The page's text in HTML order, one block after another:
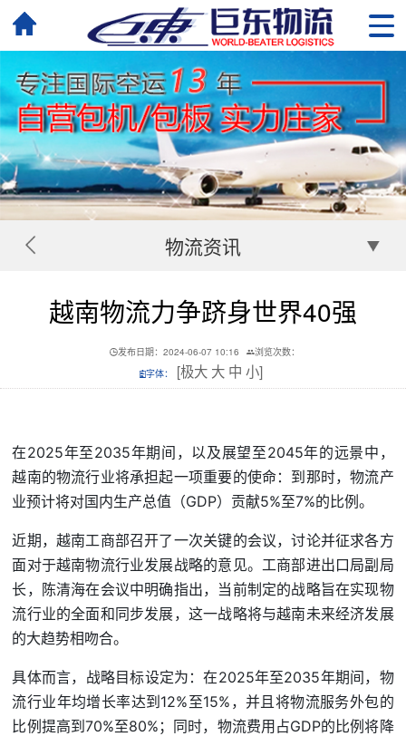
物流资讯
越南物流力争跻身世界40强
发布日期：2024-06-07 10:16
浏览次数：
字体：
[极大 大 中 小]
在2025年至2035年期间，以及展望至2045年的远景中，
越南的物流行业将承担起一项重要的使命：到那时，物流产
业预计将对国内生产总值（GDP）贡献5%至7%的比例。
近期，越南工商部召开了一次关键的会议，讨论并征求各方
面对于越南物流行业发展战略的意见。工商部进出口局副局
长，陈清海在会议中明确指出，当前制定的战略旨在实现物
流行业的全面和同步发展，这一战略将与越南未来经济发展
的大趋势相吻合。
具体而言，战略目标设定为：在2025年至2035年期间，物
流行业年均增长率达到12%至15%，并且将物流服务外包的
比例提高到70%至80%；同时，物流费用占GDP的比例将降